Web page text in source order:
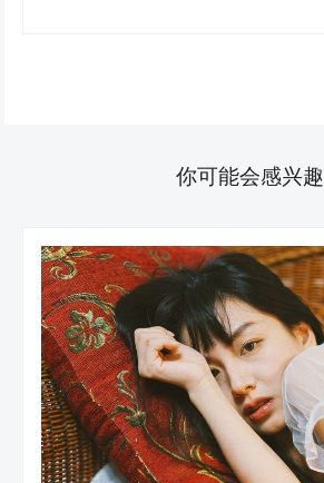
你可能会感兴趣